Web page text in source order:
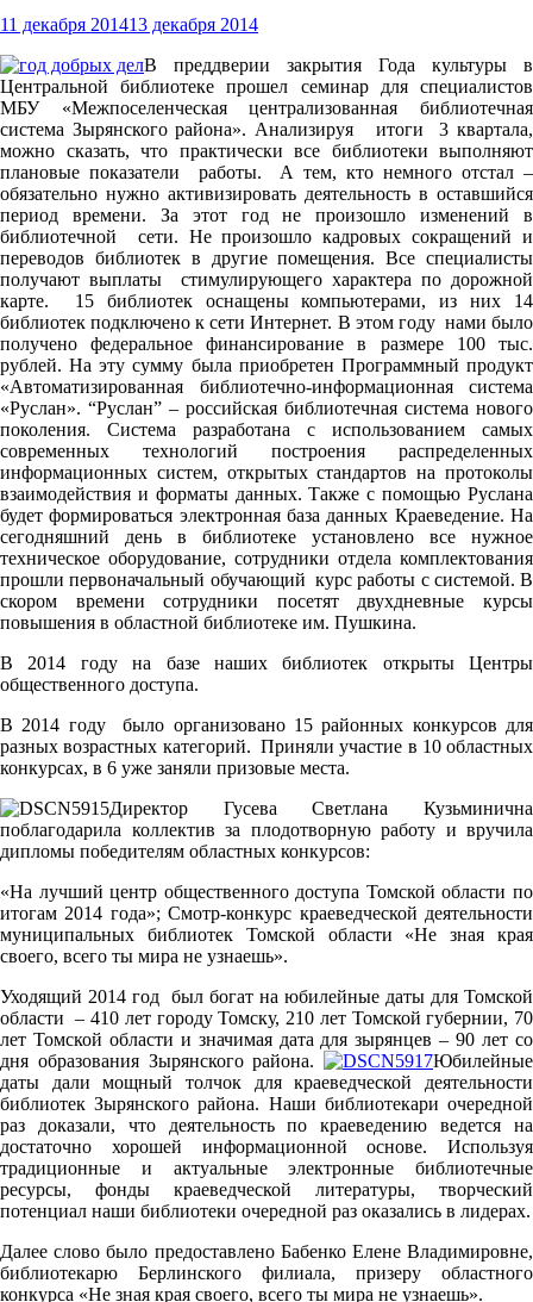
11 декабря 201413 декабря 2014
В преддверии закрытия Года культуры в
Центральной библиотеке прошел семинар для специалистов
МБУ «Межпоселенческая централизованная библиотечная
система Зырянского района». Анализируя итоги 3 квартала,
можно сказать, что практически все библиотеки выполняют
плановые показатели работы. А тем, кто немного отстал –
обязательно нужно активизировать деятельность в оставшийся
период времени. За этот год не произошло изменений в
библиотечной сети. Не произошло кадровых сокращений и
переводов библиотек в другие помещения. Все специалисты
получают выплаты стимулирующего характера по дорожной
карте. 15 библиотек оснащены компьютерами, из них 14
библиотек подключено к сети Интернет. В этом году нами было
получено федеральное финансирование в размере 100 тыс.
рублей. На эту сумму была приобретен Программный продукт
«Автоматизированная библиотечно-информационная система
«Руслан». “Руслан” – российская библиотечная система нового
поколения. Система разработана с использованием самых
современных технологий построения распределенных
информационных систем, открытых стандартов на протоколы
взаимодействия и форматы данных. Также с помощью Руслана
будет формироваться электронная база данных Краеведение. На
сегодняшний день в библиотеке установлено все нужное
техническое оборудование, сотрудники отдела комплектования
прошли первоначальный обучающий курс работы с системой. В
скором времени сотрудники посетят двухдневные курсы
повышения в областной библиотеке им. Пушкина.
В 2014 году на базе наших библиотек открыты Центры
общественного доступа.
В 2014 году было организовано 15 районных конкурсов для
разных возрастных категорий. Приняли участие в 10 областных
конкурсах, в 6 уже заняли призовые места.
Директор Гусева Светлана Кузьминична
поблагодарила коллектив за плодотворную работу и вручила
дипломы победителям областных конкурсов:
«На лучший центр общественного доступа Томской области по
итогам 2014 года»; Смотр-конкурс краеведческой деятельности
муниципальных библиотек Томской области «Не зная края
своего, всего ты мира не узнаешь».
Уходящий 2014 год был богат на юбилейные даты для Томской
области – 410 лет городу Томску, 210 лет Томской губернии, 70
лет Томской области и значимая дата для зырянцев – 90 лет со
дня образования Зырянского района.
Юбилейные
даты дали мощный толчок для краеведческой деятельности
библиотек Зырянского района. Наши библиотекари очередной
раз доказали, что деятельность по краеведению ведется на
достаточно хорошей информационной основе. Используя
традиционные и актуальные электронные библиотечные
ресурсы, фонды краеведческой литературы, творческий
потенциал наши библиотеки очередной раз оказались в лидерах.
Далее слово было предоставлено Бабенко Елене Владимировне,
библиотекарю Берлинского филиала, призеру областного
конкурса «Не зная края своего, всего ты мира не узнаешь».